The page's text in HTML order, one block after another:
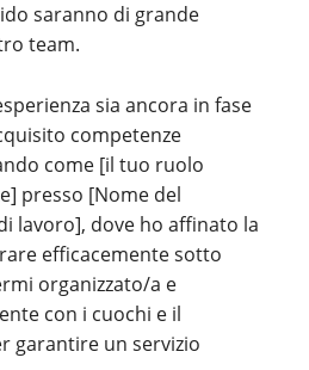
saranno di grande
team.
sia ancora in fase
competenze
come [il tuo ruolo
presso [Nome del
lavoro], dove ho affinato la
efficacemente sotto
organizzato/a e
con i cuochi e il
garantire un servizio